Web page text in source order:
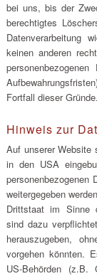
bei uns, bis der
berechtigtes
Datenverarbeitung
keinen anderen
Fortfall dieser Gründe.
Hinweis zur
Auf unserer Website
in den USA
personenbezogenen
weitergegeben
Drittstaat im Sinne
sind dazu
herauszugeben,
vorgehen könnten.
US-Behörden (z.B.